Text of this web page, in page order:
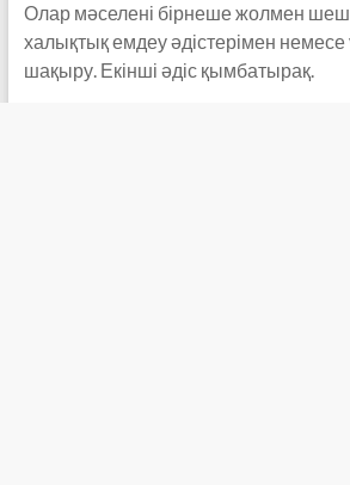
Олар мәселені бірнеше жолмен
халықтық емдеу әдістерімен немесе
шақыру. Екінші әдіс қымбатырақ.